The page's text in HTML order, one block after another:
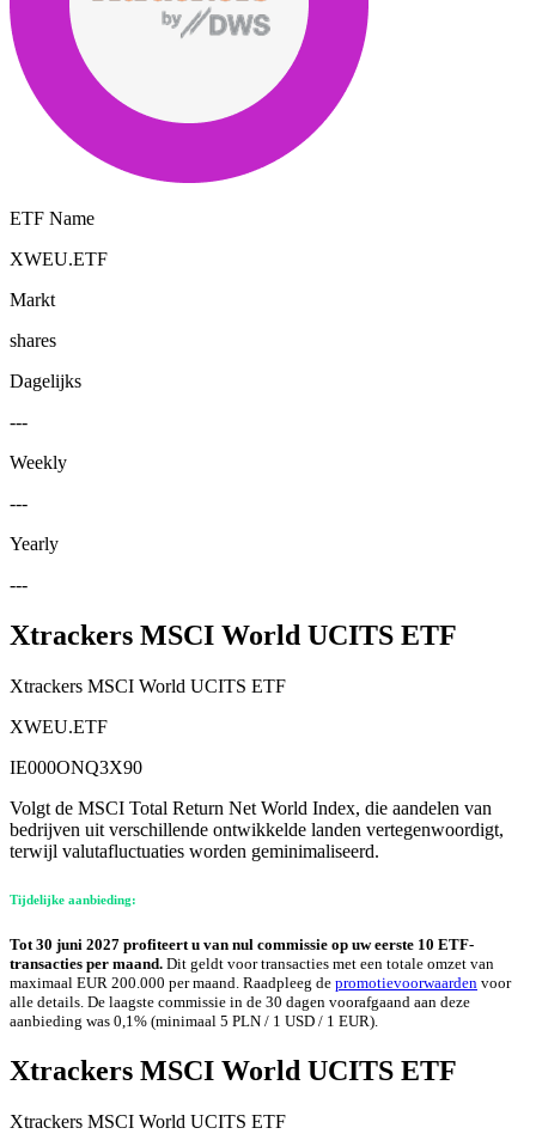
ETF Name
XWEU.ETF
Markt
shares
Dagelijks
---
Weekly
---
Yearly
---
Xtrackers MSCI World UCITS ETF
Xtrackers MSCI World UCITS ETF
XWEU.ETF
IE000ONQ3X90
Volgt de MSCI Total Return Net World Index, die aandelen van
bedrijven uit verschillende ontwikkelde landen vertegenwoordigt,
terwijl valutafluctuaties worden geminimaliseerd.
Tijdelijke aanbieding:
Tot 30 juni 2027 profiteert u van nul commissie op uw eerste 10 ETF-
transacties per maand. Dit geldt voor transacties met een totale omzet van
maximaal EUR 200.000 per maand. Raadpleeg de promotievoorwaarden voor
alle details. De laagste commissie in de 30 dagen voorafgaand aan deze
aanbieding was 0,1% (minimaal 5 PLN / 1 USD / 1 EUR).
Xtrackers MSCI World UCITS ETF
Xtrackers MSCI World UCITS ETF